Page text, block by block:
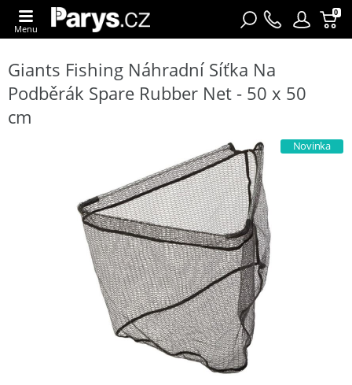
0
Menu
Giants Fishing Náhradní Síťka Na
Podběrák Spare Rubber Net - 50 x 50
cm
Novinka